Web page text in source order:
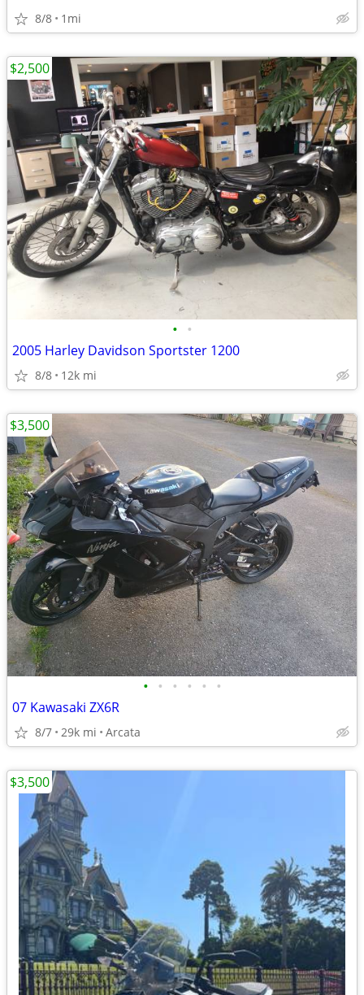
8/8 1mi
• •
2005 Harley Davidson Sportster 1200
8/8 12k mi
$2,500
• • • • • •
07 Kawasaki ZX6R
8/7 29k mi Arcata
$3,500
$3,500